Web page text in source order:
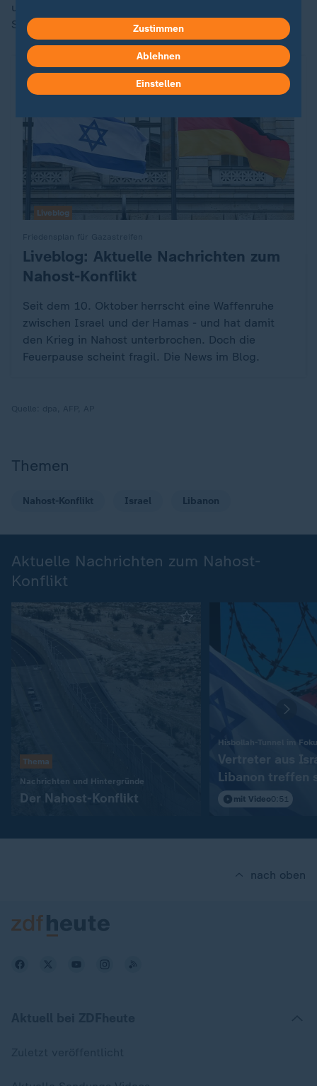
unserer sozialen, kulturellen und menschlichen
Struktur", erklärte die Miliz.
:Liveblog: Aktuelle Nachrichten zum
Nahost-Konflikt
Seit dem 10. Oktober herrscht eine Waffenruhe
zwischen Israel und der Hamas - und hat damit
den Krieg in Nahost unterbrochen. Doch die
Feuerpause scheint fragil. Die News im Blog.
Liveblog
Themen
Nahost-Konflikt Israel Libanon
Aktuelle Nachrichten zum Nahost-
Konflikt
Thema
Nachrichten und Hintergründe
Der Nahost-Konflikt
Hisbollah-Tunnel im
Vertreter aus
Libanon treffen
in Rom
mit Video0:51
nach oben
Zustimmen
Ablehnen
Einstellen